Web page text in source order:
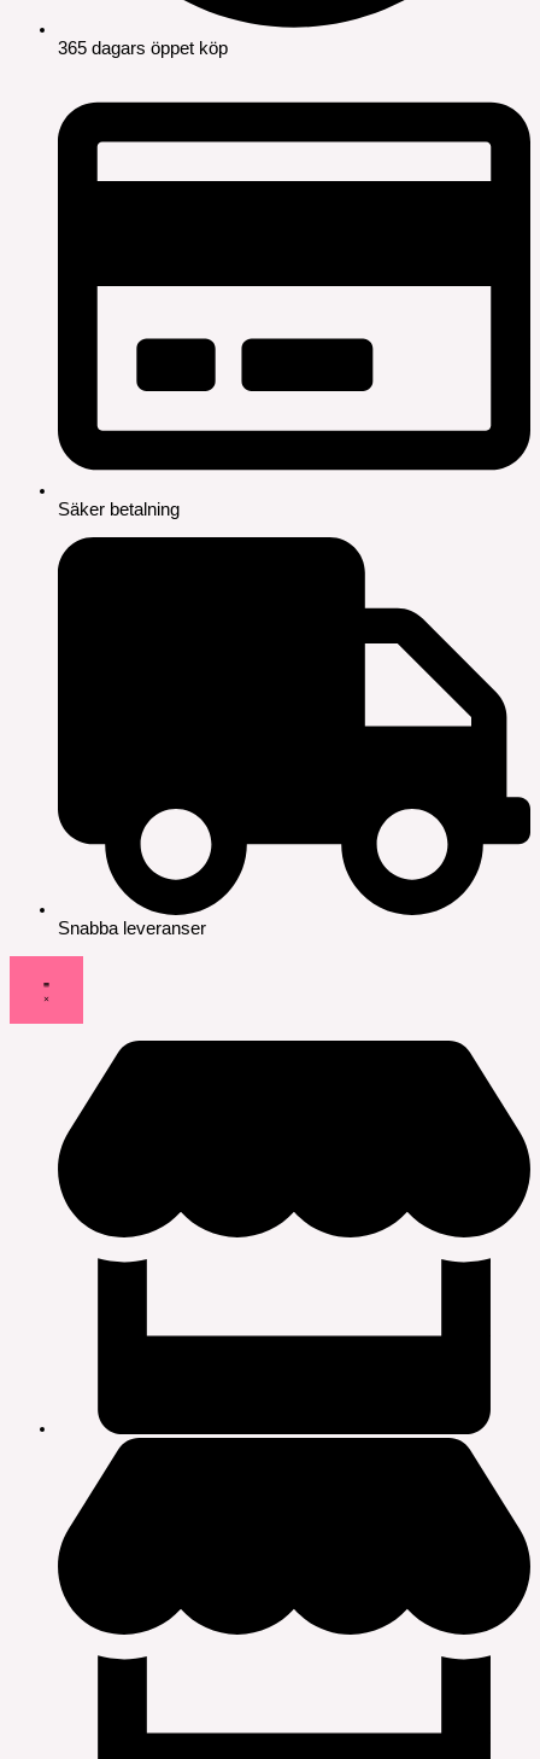
365 dagars öppet köp
Säker betalning
Snabba leveranser